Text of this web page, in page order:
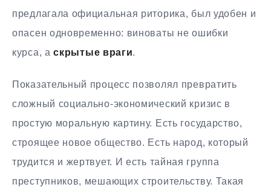
предлагала официальная риторика, был удобен и
опасен одновременно: виноваты не ошибки
курса, аскрытые враги.
Показательный процесс позволял превратить
сложный социально-экономический кризис в
простую моральную картину. Есть государство,
строящее новое общество. Есть народ, который
трудится и жертвует. И есть тайная группа
преступников, мешающих строительству. Такая